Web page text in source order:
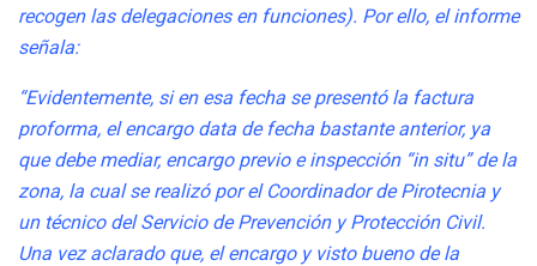
recogen las delegaciones en funciones). Por ello, el informe
señala:
“Evidentemente, si en esa fecha se presentó la factura
proforma, el encargo data de fecha bastante anterior, ya
que debe mediar, encargo previo e inspección “in situ” de la
zona, la cual se realizó por el Coordinador de Pirotecnia y
un técnico del Servicio de Prevención y Protección Civil.
Una vez aclarado que, el encargo y visto bueno de la